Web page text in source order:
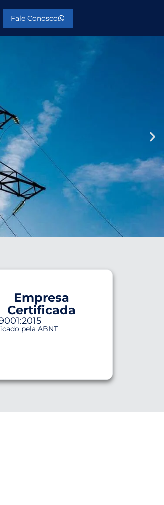
Fale Conosco
Empresa
Certificada
pela ABNT